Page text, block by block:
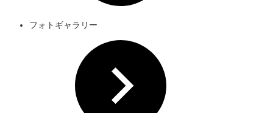
フォトギャラリー